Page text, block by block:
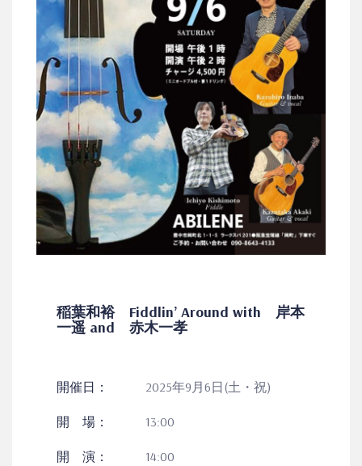
稲葉和裕 Fiddlin’ Around with 岸本
一遥 and 赤木一孝
開催日： 2025年9月6日(土・祝)
開 場： 13:00
開 演： 14:00